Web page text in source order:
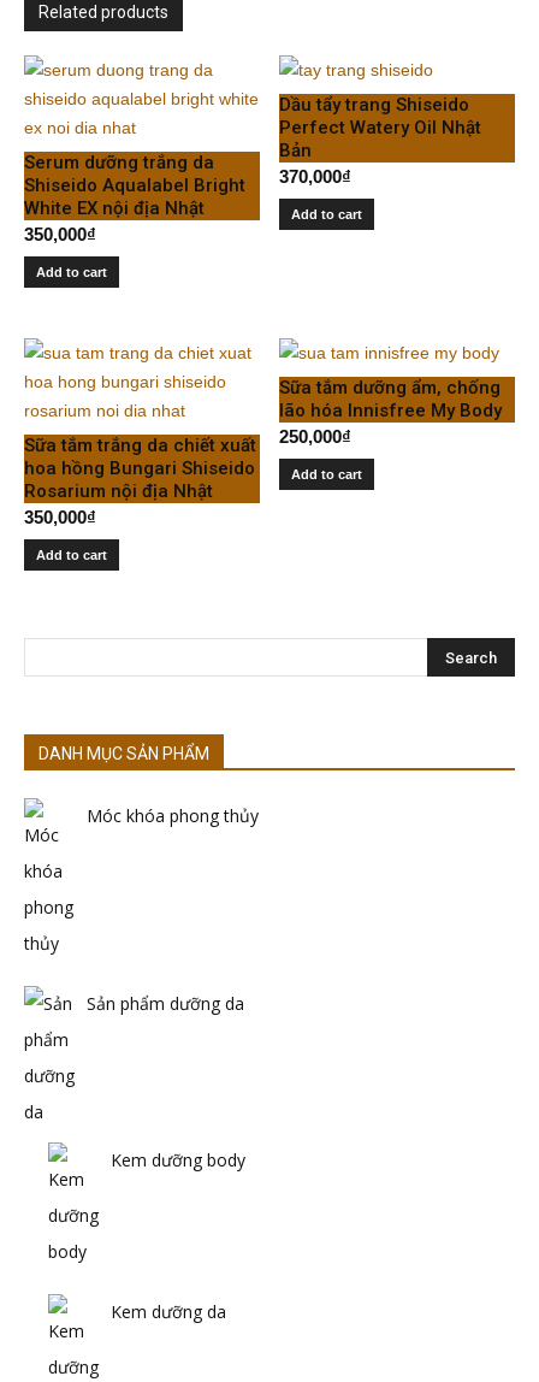
Related products
Serum dưỡng trắng da
Shiseido Aqualabel Bright
White EX nội địa Nhật
350,000₫
Add to cart
Dầu tẩy trang Shiseido
Perfect Watery Oil Nhật
Bản
370,000₫
Add to cart
Sữa tắm trắng da chiết xuất
hoa hồng Bungari Shiseido
Rosarium nội địa Nhật
350,000₫
Add to cart
Sữa tắm dưỡng ẩm, chống
lão hóa Innisfree My Body
250,000₫
Add to cart
DANH MỤC SẢN PHẨM
Móc khóa phong thủy
Sản phẩm dưỡng da
Kem dưỡng body
Kem dưỡng da